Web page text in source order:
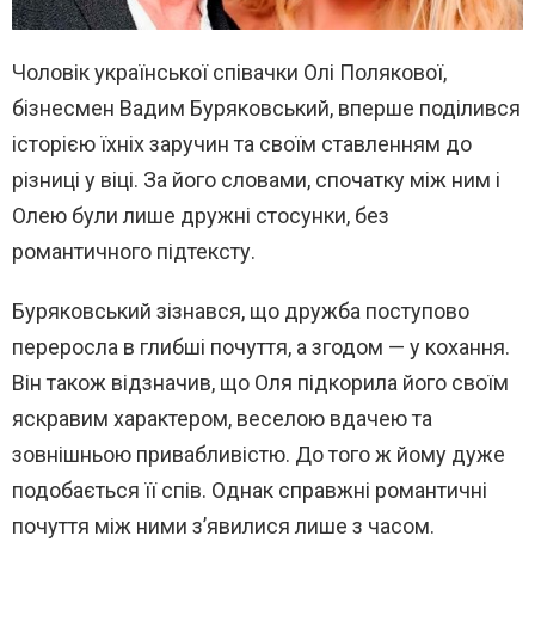
Чоловік української співачки Олі Полякової,
бізнесмен Вадим Буряковський, вперше поділився
історією їхніх заручин та своїм ставленням до
різниці у віці. За його словами, спочатку між ним і
Олею були лише дружні стосунки, без
романтичного підтексту.
Буряковський зізнався, що дружба поступово
переросла в глибші почуття, а згодом — у кохання.
Він також відзначив, що Оля підкорила його своїм
яскравим характером, веселою вдачею та
зовнішньою привабливістю. До того ж йому дуже
подобається її спів. Однак справжні романтичні
почуття між ними з’явилися лише з часом.